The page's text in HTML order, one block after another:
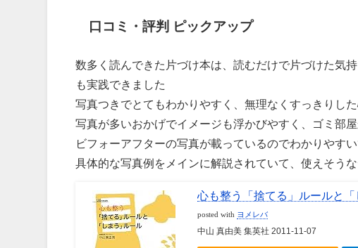
口コミ・評判 ピックアップ
数多く読んできた片づけ本は、読むだけで片づけた気
も実践できました
写真つきでとてもわかりやすく、無理なくすっきりし
写真が多いおかげでイメージも浮かびやすく、ゴミ部
ビフォーアフターの写真が載っているのでわかりやす
具体的な写真例をメインに解説されていて、使えそう
心も整う「捨てる」ルールと
posted with ヨメレバ
中山 真由美 集英社 2011-11-07